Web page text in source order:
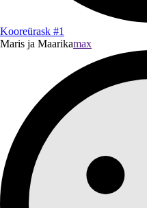
Kooreürask #1
Maris ja Maarikamax